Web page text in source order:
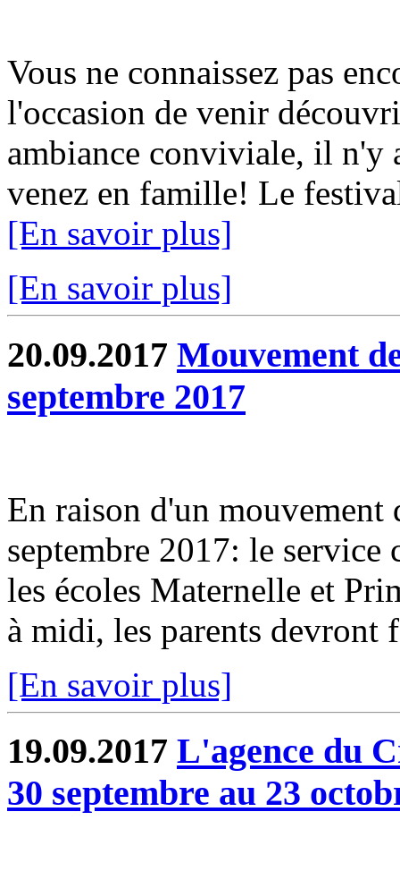
Vous ne connaissez pas
l'occasion de venir
ambiance conviviale, il n'y
venez en famille! Le
[En savoir plus]
[En savoir plus]
20.09.2017 Mouvement
septembre 2017
En raison d'un
septembre 2017: le service
les écoles Maternelle et
à midi, les parents devront
[En savoir plus]
19.09.2017 L'agence du
30 septembre au 23